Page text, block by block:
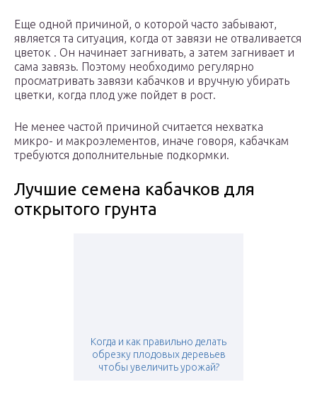
Еще одной причиной, о которой часто забывают,
является та ситуация, когда от завязи не отваливается
цветок . Он начинает загнивать, а затем загнивает и
сама завязь. Поэтому необходимо регулярно
просматривать завязи кабачков и вручную убирать
цветки, когда плод уже пойдет в рост.
Не менее частой причиной считается нехватка
микро- и макроэлементов, иначе говоря, кабачкам
требуются дополнительные подкормки.
Лучшие семена кабачков для
открытого грунта
Когда и как правильно делать
обрезку плодовых деревьев
чтобы увеличить урожай?